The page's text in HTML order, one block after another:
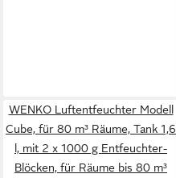
WENKO Luftentfeuchter Modell
Cube, für 80 m³ Räume, Tank 1,6
l, mit 2 x 1000 g Entfeuchter-
Blöcken, für Räume bis 80 m³